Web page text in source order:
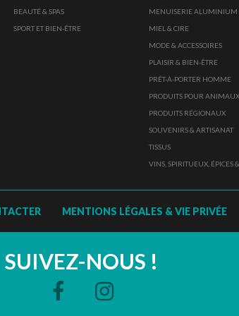
BEAUTÉ & SPAS
SPORT ET BIEN-ÊTRE
MENUISERIE ALUMINIUM
MIEL & CIRE
MODE & ACCESSOIRES
PLAISIR & BIEN-ÊTRE
PRÊT-À-PORTER HOMME
PRODUITS POUR ANIMAUX
PRODUITS RÉGIONAUX
SOUVENIRS & ARTISANAT
TISSUS
VINS, SPIRITUEUX, ÉPICES
MENTIONS LÉGALES & VIE PRIVÉE
SUIVEZ-NOUS !